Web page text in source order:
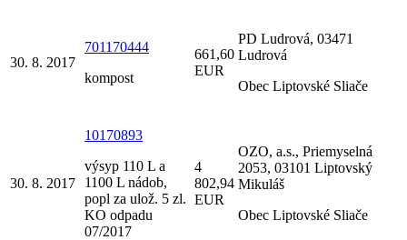
30. 8. 2017
701170444
kompost
661,60
EUR
PD Ludrová, 03471
Ludrová
Obec Liptovské Sliače
30. 8. 2017
10170893
výsyp 110 L a
1100 L nádob,
popl za ulož. 5 zl.
KO odpadu
07/2017
4
802,94
EUR
OZO, a.s., Priemyselná
2053, 03101 Liptovský
Mikuláš
Obec Liptovské Sliače